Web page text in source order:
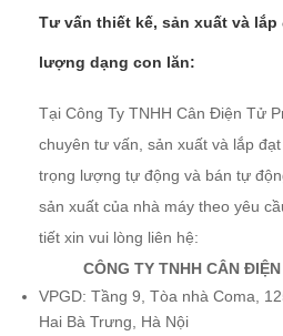
Tư vấn thiết kế, sản xuất và
lượng dạng con lăn:
Tại Công Ty TNHH Cân Điện Tử
chuyên tư vấn, sản xuất và lắp
trọng lượng tự động và bán tự
sản xuất của nhà máy theo yêu
tiết xin vui lòng liên hệ:
CÔNG TY TNHH CÂN
VPGD: Tầng 9, Tòa nhà Coma,
Hai Bà Trưng, Hà Nội